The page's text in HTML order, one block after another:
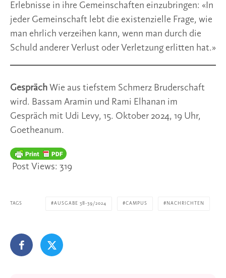
Erlebnisse in ihre Gemeinschaften einzubringen: «In
jeder Gemeinschaft lebt die existenzielle Frage, wie
man ehrlich verzeihen kann, wenn man durch die
Schuld anderer Verlust oder Verletzung erlitten hat.»
Gespräch Wie aus tiefstem Schmerz Bruderschaft
wird. Bassam Aramin und Rami Elhanan im
Gespräch mit Udi Levy, 15. Oktober 2024, 19 Uhr,
Goetheanum.
Post Views: 319
TAGS AUSGABE 38-39/2024 CAMPUS NACHRICHTEN